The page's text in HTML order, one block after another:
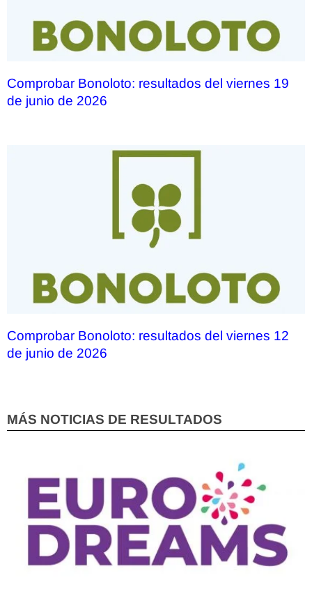
Comprobar Bonoloto: resultados del viernes 19
de junio de 2026
Comprobar Bonoloto: resultados del viernes 12
de junio de 2026
MÁS NOTICIAS DE RESULTADOS